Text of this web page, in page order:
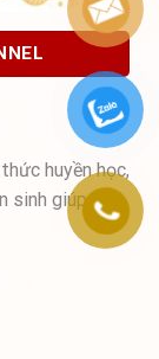
huyền học,
sinh giúp mọi